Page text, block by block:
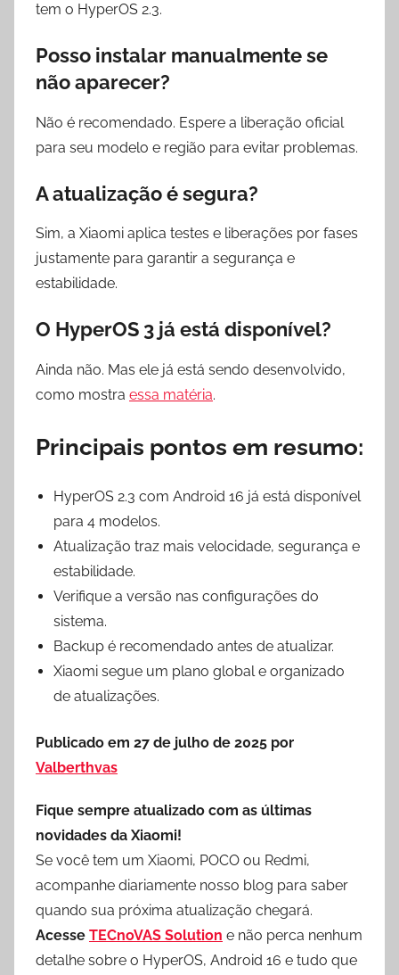
tem o HyperOS 2.3.
Posso instalar manualmente se
não aparecer?
Não é recomendado. Espere a liberação oficial
para seu modelo e região para evitar problemas.
A atualização é segura?
Sim, a Xiaomi aplica testes e liberações por fases
justamente para garantir a segurança e
estabilidade.
O HyperOS 3 já está disponível?
Ainda não. Mas ele já está sendo desenvolvido,
como mostra essa matéria.
Principais pontos em resumo:
HyperOS 2.3 com Android 16 já está disponível
para 4 modelos.
Atualização traz mais velocidade, segurança e
estabilidade.
Verifique a versão nas configurações do
sistema.
Backup é recomendado antes de atualizar.
Xiaomi segue um plano global e organizado
de atualizações.
Publicado em 27 de julho de 2025 por
Valberthvas
Fique sempre atualizado com as últimas
novidades da Xiaomi!
Se você tem um Xiaomi, POCO ou Redmi,
acompanhe diariamente nosso blog para saber
quando sua próxima atualização chegará.
Acesse TECnoVAS Solution e não perca nenhum
detalhe sobre o HyperOS, Android 16 e tudo que